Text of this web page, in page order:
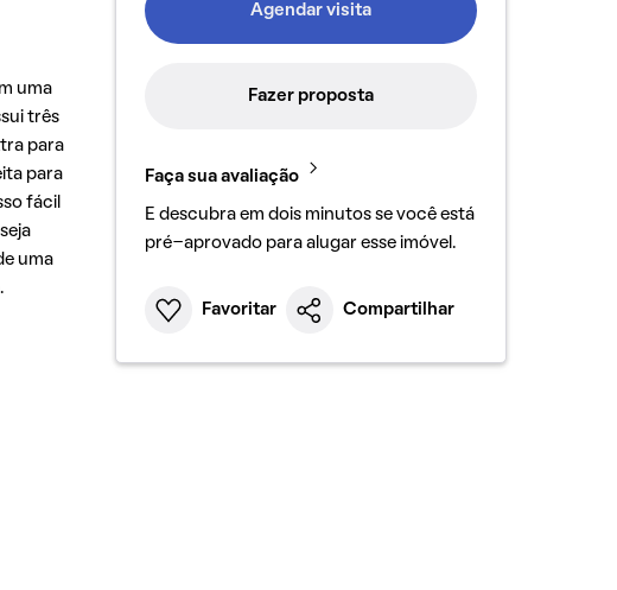
uma
três
para
para
fácil
uma
Agendar visita
Fazer proposta
Faça sua avaliação
E descubra em dois minutos se você está
pré-aprovado para alugar esse imóvel.
Favoritar Compartilhar